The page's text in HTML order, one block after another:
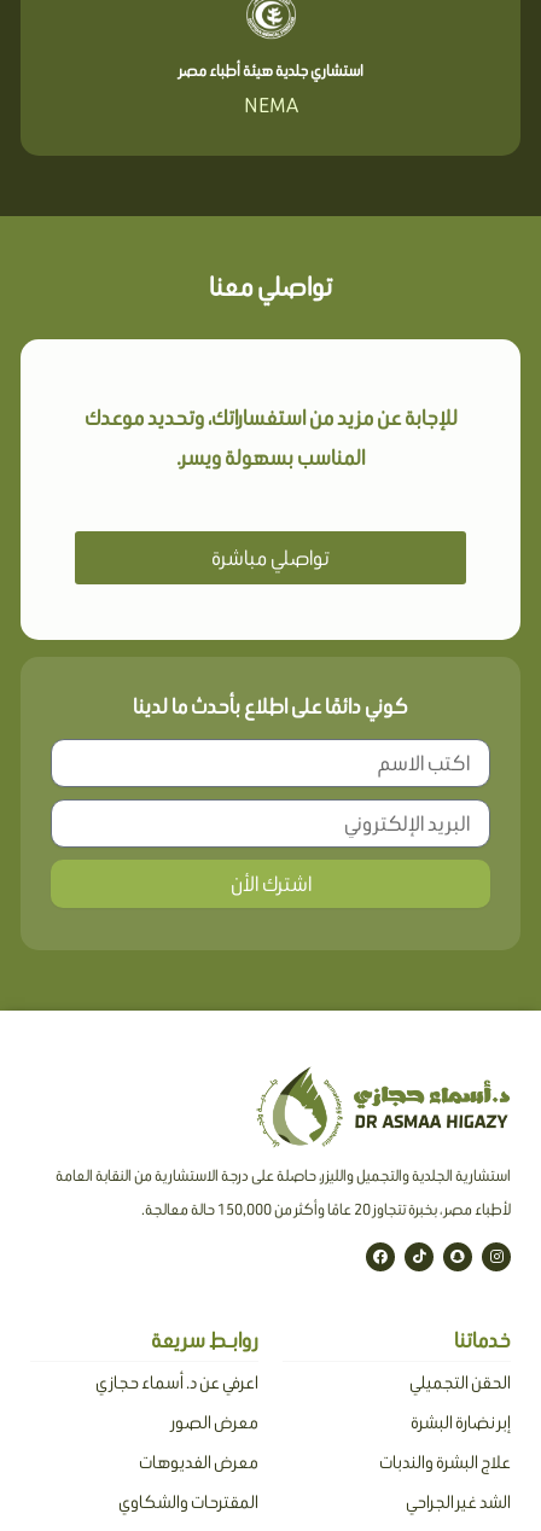
استشاري جلدية هيئة أطباء مصر
NEMA
تواصلي معنا
للإجابة عن مزيد من استفساراتك، وتحديد موعدك
المناسب بسهولة ويسر.
تواصلي مباشرة
كوني دائمًا على اطلاع بأحدث ما لدينا
اشترك الأن
استشارية الجلدية والتجميل والليزر، حاصلة على درجة الاستشارية من النقابة العامة
لأطباء مصر ، بخبرة تتجاوز 20 عامًا وأكثر من 150,000 حالة معالجة.
I
n
s
a
S
n
a
a
t
T
i
k
F
a
c
خدماتنا
الحقن التجميلي
إبر نضارة البشرة
علاج البشرة والندبات
الشد غير الجراحي
روابـط سريعة
اعرفي عن د. أسماء حجازي
معرض الصور
معرض الفديوهات
المقترحات والشكاوي